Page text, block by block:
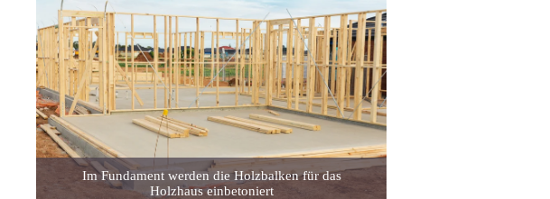
Im Fundament werden die Holzbalken für das
Holzhaus einbetoniert